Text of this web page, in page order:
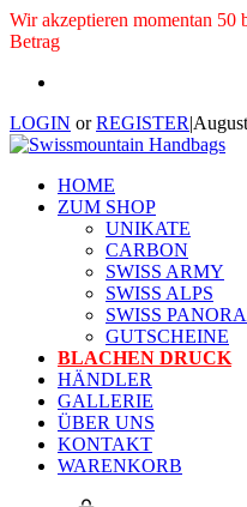
Wir akzeptieren momentan 50
Betrag
LOGIN orREGISTER|
HOME
ZUM SHOP
UNIKATE
CARBON
SWISS ARMY
SWISS ALPS
SWISS
GUTSCHEINE
BLACHEN DRUCK
HÄNDLER
GALLERIE
ÜBER UNS
KONTAKT
WARENKORB